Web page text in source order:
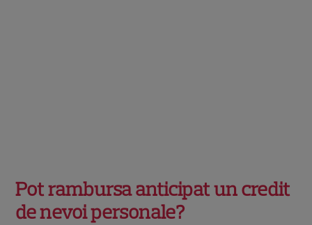
Pot rambursa anticipat un credit
de nevoi personale?